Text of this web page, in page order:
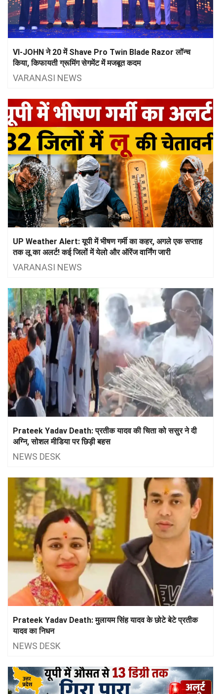
VI-JOHN ने 20 में Shave Pro Twin Blade Razor लॉन्च
किया, किफायती ग्रूमिंग सेगमेंट में मजबूत कदम
VARANASI NEWS
UP Weather Alert: यूपी में भीषण गर्मी का कहर, अगले एक सप्ताह
तक लू का अलर्ट! कई जिलों में येलो और ऑरेंज वार्निंग जारी
VARANASI NEWS
Prateek Yadav Death: प्रतीक यादव की चिता को ससुर ने दी
अग्नि, सोशल मीडिया पर छिड़ी बहस
NEWS DESK
Prateek Yadav Death: मुलायम सिंह यादव के छोटे बेटे प्रतीक
यादव का निधन
NEWS DESK